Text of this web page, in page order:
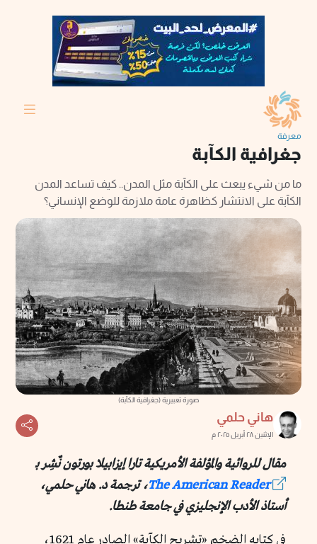
معرفة
جغرافية الكآبة
ما من شيء يبعث على الكآبة مثل المدن.. كيف تساعد المدن
الكآبة على الانتشار كظاهرة عامة ملازمة للوضع الإنساني؟
صورة تعبيرية (جغرافية الكآبة)
هاني حلمي
الإثنين ٢٨ أبريل ٢٠٢٥ م
مقال للروائية والمؤلفة الأمريكية تارا إيزابيلا بورتون نٌشِر بـ
The American Reader، ترجمة د. هاني حلمي،
أستاذ الأدب الإنجليزي في جامعة طنطا.
في كتابه الضخم «تشريح الكآبة» الصادر عام 1621،